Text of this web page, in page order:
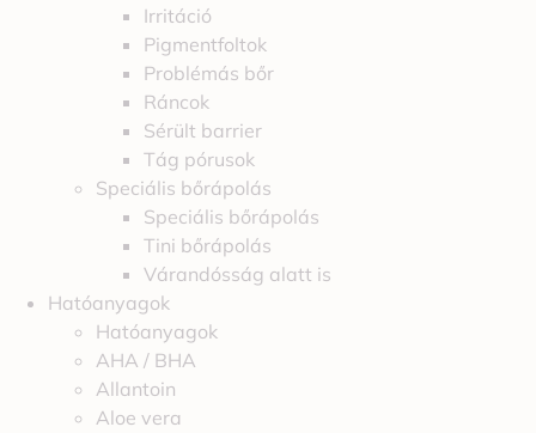
Irritáció
Pigmentfoltok
Problémás bőr
Ráncok
Sérült barrier
Tág pórusok
Speciális bőrápolás
Speciális bőrápolás
Tini bőrápolás
Várandósság alatt is
Hatóanyagok
Hatóanyagok
AHA / BHA
Allantoin
Aloe vera